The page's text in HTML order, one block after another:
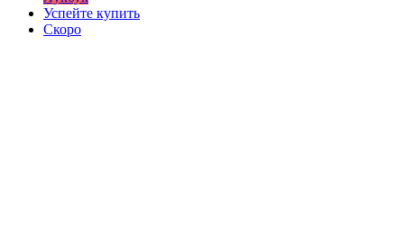
Успейте купить
Скоро